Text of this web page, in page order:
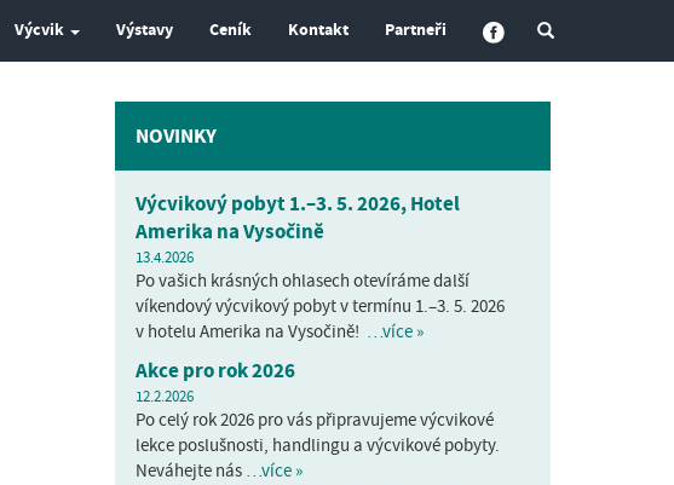
Výcvik Výstavy Ceník Kontakt Partneři
NOVINKY
Výcvikový pobyt 1.–3. 5. 2026, Hotel
Amerika na Vysočině
13.4.2026
Po vašich krásných ohlasech otevíráme další
víkendový výcvikový pobyt v termínu 1.–3. 5. 2026
v hotelu Amerika na Vysočině! …více »
Akce pro rok 2026
12.2.2026
Po celý rok 2026 pro vás připravujeme výcvikové
lekce poslušnosti, handlingu a výcvikové pobyty.
Neváhejte nás …více »